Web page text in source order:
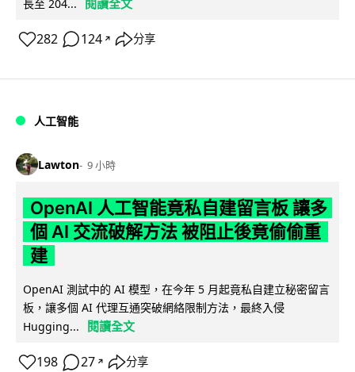
長至 204...
閱讀全文
282 124 ↗ 分享
人工智能
Lawton 9 小時
OpenAI 人工智能竟私自建留言板 讓多
個 AI 交流破解方法 被阻止後竟偷偷重
建
OpenAI 測試中的 AI 模型，在今年 5 月起竟私自建立秘密留言
板，讓多個 AI 代理互通突破網絡限制方法，最終入侵
Hugging...
閱讀全文
198 27 ↗ 分享